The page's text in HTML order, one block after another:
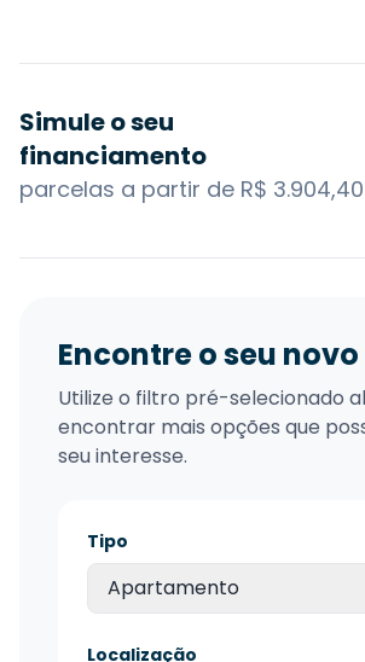
Simule o seu
financiamento
parcelas a partir de R$ 3.904,40
Encontre o seu
Utilize o filtro pré-selecionado
encontrar mais opções que
seu interesse.
Tipo
Apartamento
Localização